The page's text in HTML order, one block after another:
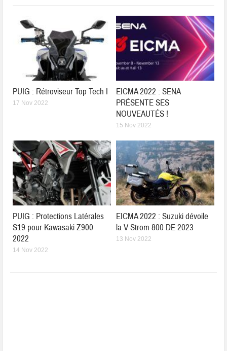
PUIG : Rétroviseur Top Tech I
17 Nov 2022
EICMA 2022 : SENA
PRÉSENTE SES
NOUVEAUTÉS !
15 Nov 2022
PUIG : Protections Latérales
S19 pour Kawasaki Z900
2022
14 Nov 2022
EICMA 2022 : Suzuki dévoile
la V-Strom 800 DE 2023
13 Nov 2022